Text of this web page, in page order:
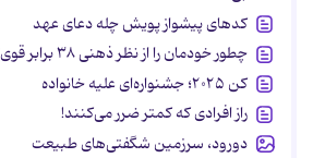
کدهای پیشواز پویش چله دعای عهد
چطور خودمان را از نظر ذهنی ۳۸ برابر قوی‌تر کنیم؟
کن ۲۰۲۵؛ جشنواره‌ای علیه خانواده
راز افرادی که کمتر ضرر می‌کنند!
دورود، سرزمین شگفتی‌های طبیعت